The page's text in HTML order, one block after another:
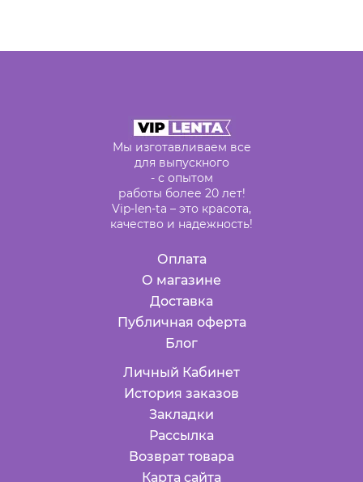
Мы изготавливаем все
для выпускного
- с опытом
работы более 20 лет!
Vip-len-ta – это красота,
качество и надежность!
Оплата
О магазине
Доставка
Публичная оферта
Блог
Личный Кабинет
История заказов
Закладки
Рассылка
Возврат товара
Карта сайта